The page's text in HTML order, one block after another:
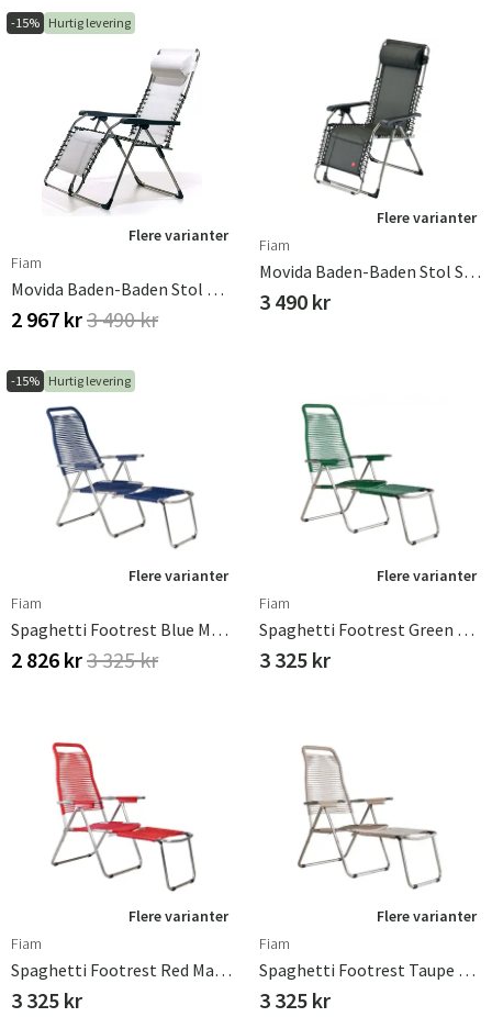
-15% Hurtig levering
Flere varianter
Fiam
Movida Baden-Baden Stol Hvid Aluminium/textilene
2 967 kr3 490 kr
Flere varianter
Fiam
Movida Baden-Baden Stol Svart Aluminium/textilene
3 490 kr
-15% Hurtig levering
Flere varianter
Fiam
Spaghetti Footrest Blue Matt Aluminium
2 826 kr3 325 kr
Flere varianter
Fiam
Spaghetti Footrest Green Matt Aluminium
3 325 kr
Flere varianter
Fiam
Spaghetti Footrest Red Matt Aluminium
3 325 kr
Flere varianter
Fiam
Spaghetti Footrest Taupe Matt Aluminium
3 325 kr